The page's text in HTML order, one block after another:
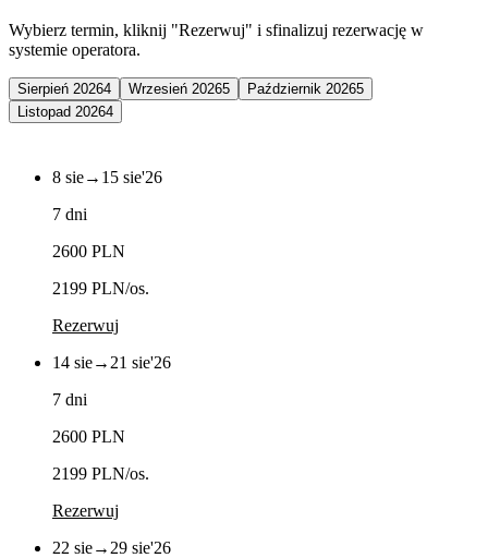
Wybierz termin, kliknij "Rezerwuj" i sfinalizuj rezerwację w
systemie operatora.
Sierpień 20264 Wrzesień 20265 Październik 20265
Listopad 20264
8 sie→ 15 sie'26
7 dni
2600 PLN
2199 PLN/os.
Rezerwuj
14 sie→ 21 sie'26
7 dni
2600 PLN
2199 PLN/os.
Rezerwuj
22 sie→ 29 sie'26